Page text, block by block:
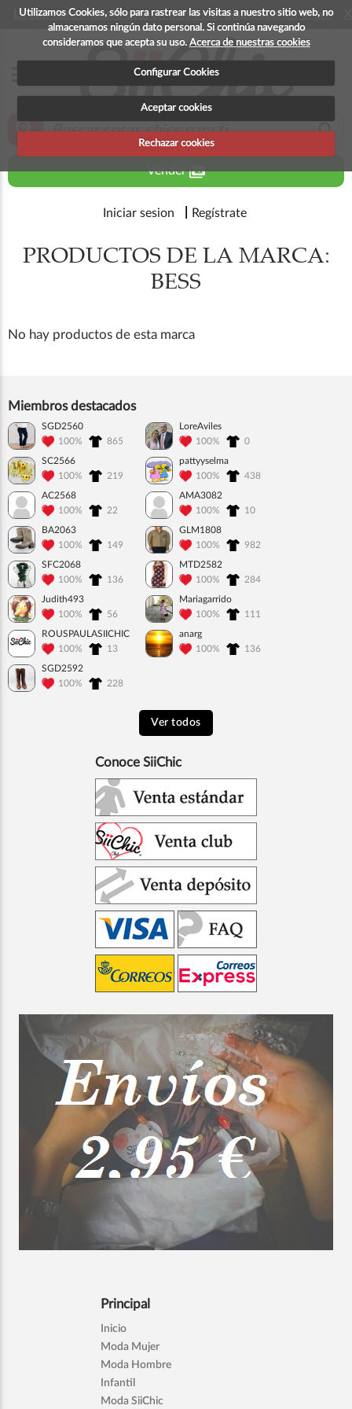
Utilizamos Cookies, sólo para rastrear las visitas a nuestro sitio web, no
almacenamos ningún dato personal. Si continúa navegando
consideramos que acepta su uso. Acerca de nuestras cookies
Configurar Cookies
Aceptar cookies
Rechazar cookies
La app para android esta en fase beta, disponible en breve
zoom_in search
Venderperm_media
Iniciar sesion Regístrate
PRODUCTOS DE LA MARCA:
BESS
No hay productos de esta marca
Miembros destacados
SGD2560
100%
865
LoreAviles
100%
0
SC2566
100%
219
pattyyselma
100%
438
AC2568
100%
22
AMA3082
100%
10
BA2063
100%
149
GLM1808
100%
982
SFC2068
100%
136
MTD2582
100%
284
Judith493
100%
56
Mariagarrido
100%
111
ROUSPAULASIICHIC
100%
13
anarg
100%
136
SGD2592
100%
228
Ver todos
Conoce SiiChic
Principal
Inicio
Moda Mujer
Moda Hombre
Infantil
Moda SiiChic